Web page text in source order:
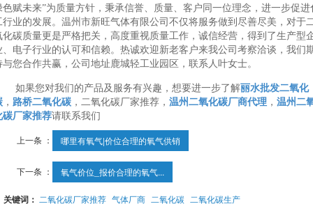
色赋未来”为质量方针，秉承信誉、质量、客户同一位理念，进一步促进
行业的发展。温州市新旺气体有限公司不仅将服务做到尽善尽美，对于
化碳质量更是严格把关，高度重视质量工作，诚信经营，得到了生产型
、电子行业的认可和信赖。热诚欢迎新老客户来我公司考察洽谈，我们
与您合作共赢，公司地址鹿城轻工业园区，联系人叶女士。
如果您对我们的产品及服务有兴趣，想要进一步了解丽水批发二氧化
， 路桥二氧化碳，二氧化碳厂家推荐， 温州二氧化碳厂商代理， 温州二
碳厂家推荐请联系我们
上一条 ： 哪里有氧气|价位合理的氧气供销
下一条 ： 氧气价位_报价合理的氧气...
关键词： 二氧化碳厂家推荐 气体厂商 二氧化碳 二氧化碳生产